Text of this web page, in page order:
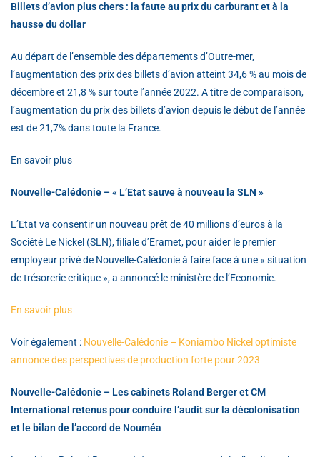
Billets d’avion plus chers : la faute au prix du carburant et à la
hausse du dollar
Au départ de l’ensemble des départements d’Outre-mer,
l’augmentation des prix des billets d’avion atteint 34,6 % au mois de
décembre et 21,8 % sur toute l’année 2022. A titre de comparaison,
l’augmentation du prix des billets d’avion depuis le début de l’année
est de 21,7% dans toute la France.
En savoir plus
Nouvelle-Calédonie – « L’Etat sauve à nouveau la SLN »
L’Etat va consentir un nouveau prêt de 40 millions d’euros à la
Société Le Nickel (SLN), filiale d’Eramet, pour aider le premier
employeur privé de Nouvelle-Calédonie à faire face à une « situation
de trésorerie critique », a annoncé le ministère de l’Economie.
En savoir plus
Voir également : Nouvelle-Calédonie – Koniambo Nickel optimiste
annonce des perspectives de production forte pour 2023
Nouvelle-Calédonie – Les cabinets Roland Berger et CM
International retenus pour conduire l’audit sur la décolonisation
et le bilan de l’accord de Nouméa